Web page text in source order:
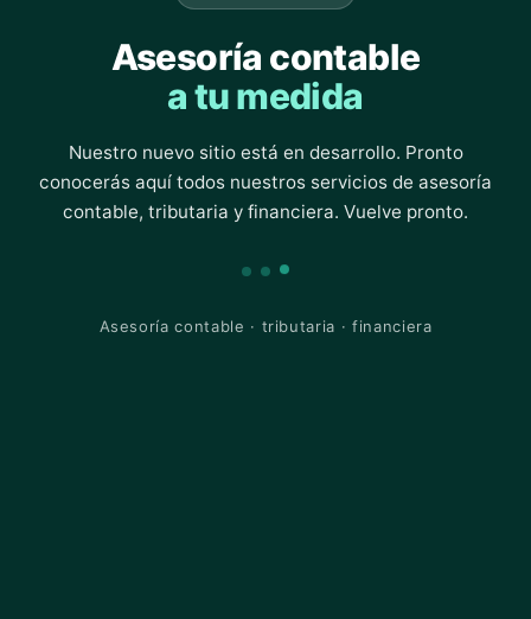
Asesoría contable
a tu medida
Nuestro nuevo sitio está en desarrollo. Pronto
conocerás aquí todos nuestros servicios de asesoría
contable, tributaria y financiera. Vuelve pronto.
Asesoría contable · tributaria · financiera